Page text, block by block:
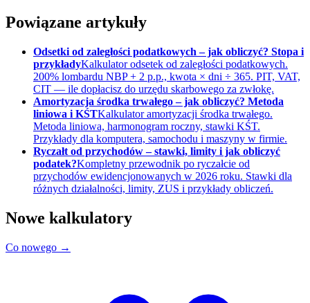
Powiązane artykuły
Odsetki od zaległości podatkowych – jak obliczyć? Stopa i
przykładyKalkulator odsetek od zaległości podatkowych.
200% lombardu NBP + 2 p.p., kwota × dni ÷ 365. PIT, VAT,
CIT — ile dopłacisz do urzędu skarbowego za zwłokę.
Amortyzacja środka trwałego – jak obliczyć? Metoda
liniowa i KŚTKalkulator amortyzacji środka trwałego.
Metoda liniowa, harmonogram roczny, stawki KŚT.
Przykłady dla komputera, samochodu i maszyny w firmie.
Ryczałt od przychodów – stawki, limity i jak obliczyć
podatek?Kompletny przewodnik po ryczałcie od
przychodów ewidencjonowanych w 2026 roku. Stawki dla
różnych działalności, limity, ZUS i przykłady obliczeń.
Nowe kalkulatory
Co nowego →